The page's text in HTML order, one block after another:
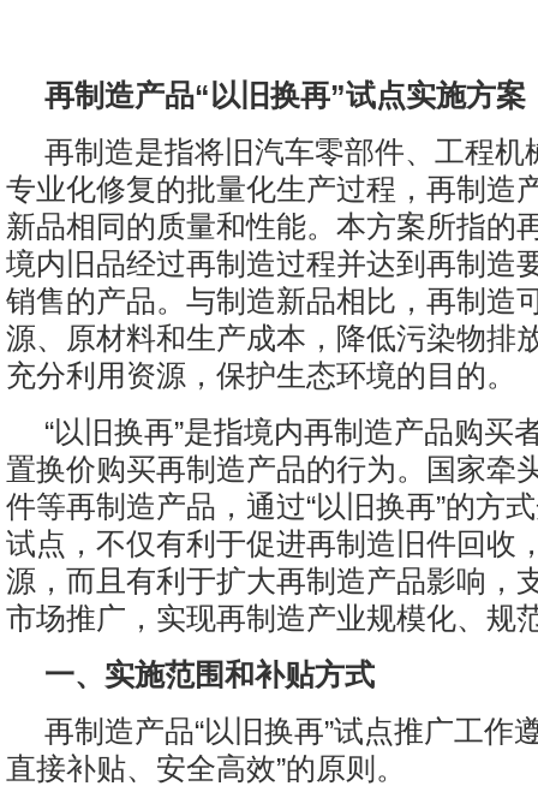
再制造产品“以旧换再”试点实施方案
再制造是指将旧汽车零部件、工程机
专业化修复的批量化生产过程，再制造
新品相同的质量和性能。本方案所指的
境内旧品经过再制造过程并达到再制造
销售的产品。与制造新品相比，再制造
源、原材料和生产成本，降低污染物排
充分利用资源，保护生态环境的目的。
“以旧换再”是指境内再制造产品购买
置换价购买再制造产品的行为。国家牵
件等再制造产品，通过“以旧换再”的方
试点，不仅有利于促进再制造旧件回收
源，而且有利于扩大再制造产品影响，
市场推广，实现再制造产业规模化、规
一、实施范围和补贴方式
再制造产品“以旧换再”试点推广工作
直接补贴、安全高效”的原则。